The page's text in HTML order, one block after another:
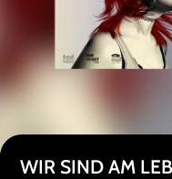
WIR SIND AM